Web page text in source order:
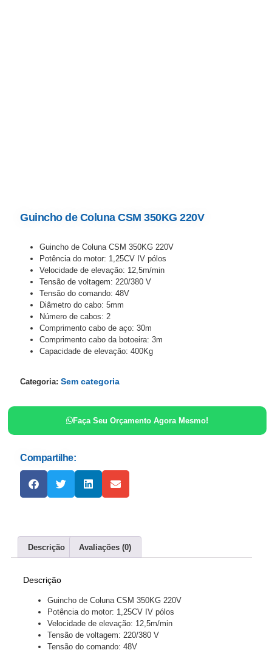
Guincho de Coluna CSM 350KG 220V
Guincho de Coluna CSM 350KG 220V
Potência do motor: 1,25CV IV pólos
Velocidade de elevação: 12,5m/min
Tensão de voltagem: 220/380 V
Tensão do comando: 48V
Diâmetro do cabo: 5mm
Número de cabos: 2
Comprimento cabo de aço: 30m
Comprimento cabo da botoeira: 3m
Capacidade de elevação: 400Kg
Categoria:Sem categoria
Faça Seu Orçamento Agora Mesmo!
Compartilhe:
Descrição Avaliações (0)
Descrição
Guincho de Coluna CSM 350KG 220V
Potência do motor: 1,25CV IV pólos
Velocidade de elevação: 12,5m/min
Tensão de voltagem: 220/380 V
Tensão do comando: 48V